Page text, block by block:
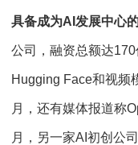
具备成为AI发展中心的
公司，融资总额达
Hugging Face和视频
月，还有媒体报道称
月，另一家AI初创公